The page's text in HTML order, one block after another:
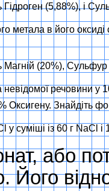
(5,88%), і
метала в його
Магній (20%),
речовини у
Оксигену. Знайдіть
у суміші із 60 г NaCl і
або
Його